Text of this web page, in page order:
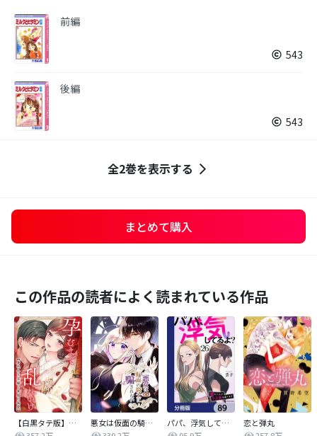
前編
543
後編
543
全2巻を表示する
まとめて購入
この作品の読者によく読まれている作品
【白黒タテ版】孕むまで乱れいけ～身代わり花嫁と軍服の猛愛
悪女は仮面の騎士に騙されない
パパ、浮気してるよ？娘と二人でクズ夫を捨てます【分冊版】
恋と弾丸